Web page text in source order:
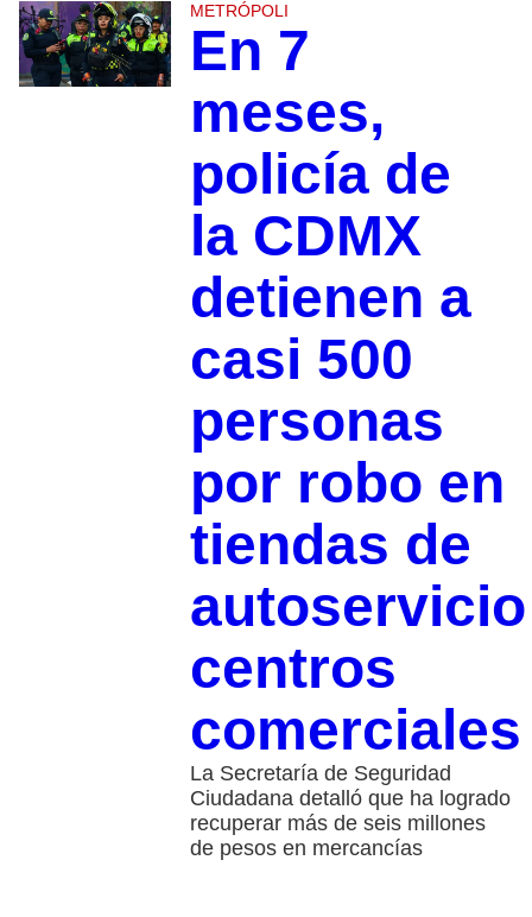
METRÓPOLI
En 7
meses,
policía de
la CDMX
detienen a
casi 500
personas
por robo en
tiendas de
centros
La Secretaría de Seguridad
Ciudadana detalló que ha logrado
recuperar más de seis millones
de pesos en mercancías